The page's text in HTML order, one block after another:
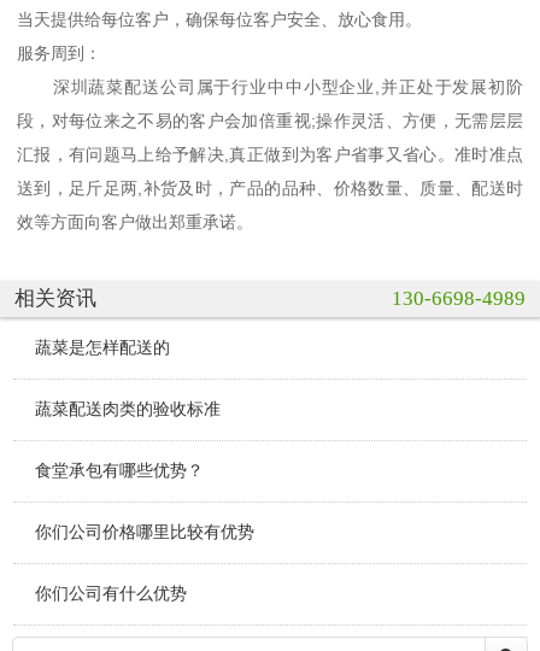
当天提供给每位客户，确保每位客户安全、放心食用。
服务周到：
深圳蔬菜配送公司属于行业中中小型企业,并正处于发展初阶
段，对每位来之不易的客户会加倍重视;操作灵活、方便，无需层层
汇报，有问题马上给予解决,真正做到为客户省事又省心。准时准点
送到，足斤足两,补货及时，产品的品种、价格数量、质量、配送时
效等方面向客户做出郑重承诺。
相关资讯 130-6698-4989
蔬菜是怎样配送的
蔬菜配送肉类的验收标准
食堂承包有哪些优势？
你们公司价格哪里比较有优势
你们公司有什么优势